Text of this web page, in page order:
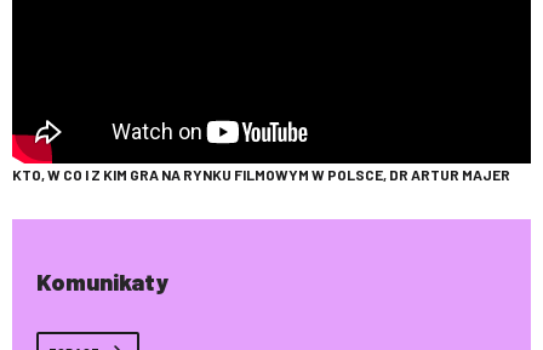
KTO, W CO I Z KIM GRA NA RYNKU FILMOWYM W POLSCE, DR ARTUR MAJER
Komunikaty